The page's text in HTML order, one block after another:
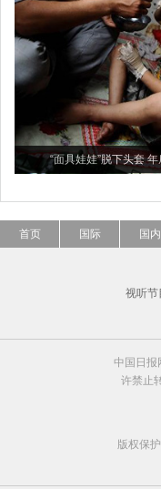
“面具娃娃”脱下头套
首页 国际 国内
视听
中国日报
许禁止
版权保